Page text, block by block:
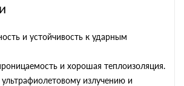
и устойчивость к ударным
и хорошая теплоизоляция.
ультрафиолетовому излучению и